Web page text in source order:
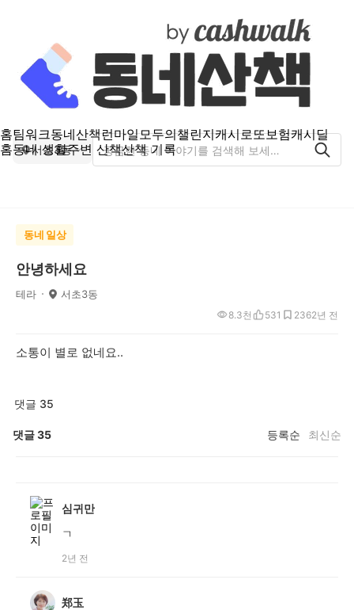
홈팀워크동네산책런마일모두의챌린지캐시로또보험캐시딜
홈동네 생활주변 산책산책 기록
서초3동
동네 일상
안녕하세요
테라 서초3동
2년 전
8.3천 531 236
소통이 별로 없네요..
댓글 35
댓글35 등록순 최신순
심귀만
ㄱ
2년 전
郑玉